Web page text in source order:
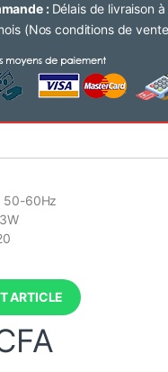
: Délais de livraison
(Nos conditions de vente
50-60Hz
ARTICLE